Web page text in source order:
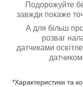
Подорожуйте
завжди покаже
А для більш
розваг
датчиками
*Характеристики та